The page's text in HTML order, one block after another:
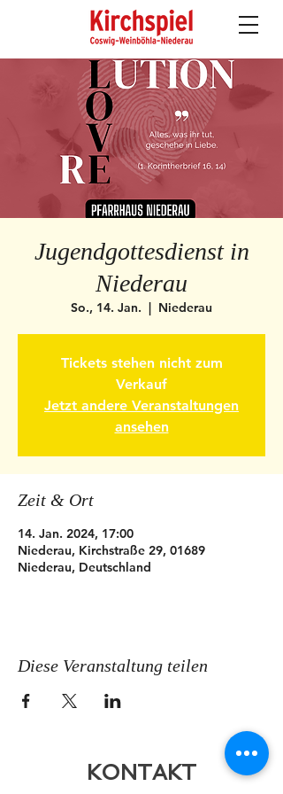
Jugendgottesdienst in
Niederau
So., 14. Jan.
  |
Niederau
Tickets stehen nicht zum
Verkauf
Jetzt andere Veranstaltungen
ansehen
Zeit & Ort
14. Jan. 2024, 17:00
Niederau, Kirchstraße 29, 01689
Niederau, Deutschland
Diese Veranstaltung teilen
KONTAKT